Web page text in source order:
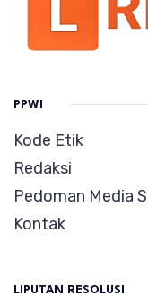
PPWI
Kode Etik
Redaksi
Pedoman Media
Kontak
LIPUTAN RESOLUSI